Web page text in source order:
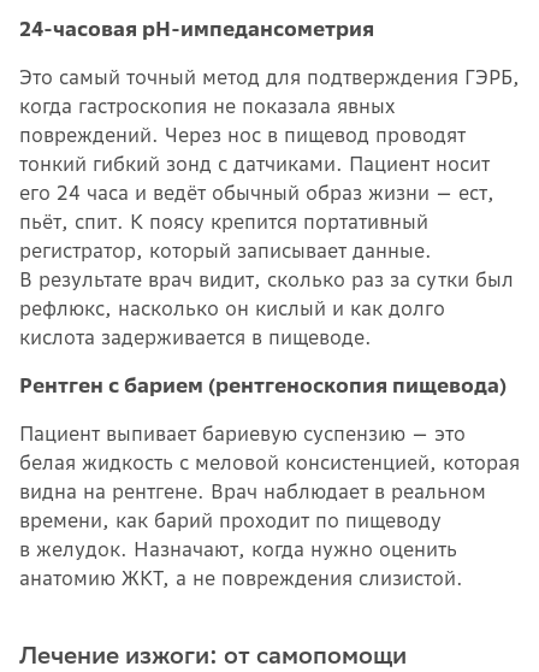
24-часовая pH-импедансометрия
Это самый точный метод для подтверждения ГЭРБ,
когда гастроскопия не показала явных
повреждений. Через нос в пищевод проводят
тонкий гибкий зонд с датчиками. Пациент носит
его 24 часа и ведёт обычный образ жизни — ест,
пьёт, спит. К поясу крепится портативный
регистратор, который записывает данные.
В результате врач видит, сколько раз за сутки был
рефлюкс, насколько он кислый и как долго
кислота задерживается в пищеводе.
Рентген с барием (рентгеноскопия пищевода)
Пациент выпивает бариевую суспензию — это
белая жидкость с меловой консистенцией, которая
видна на рентгене. Врач наблюдает в реальном
времени, как барий проходит по пищеводу
в желудок. Назначают, когда нужно оценить
анатомию ЖКТ, а не повреждения слизистой.
Лечение изжоги: от самопомощи